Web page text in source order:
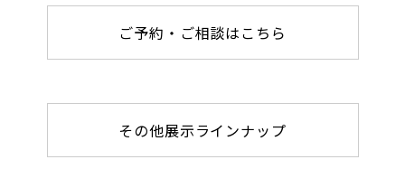
ご予約・ご相談はこちら
その他展示ラインナップ